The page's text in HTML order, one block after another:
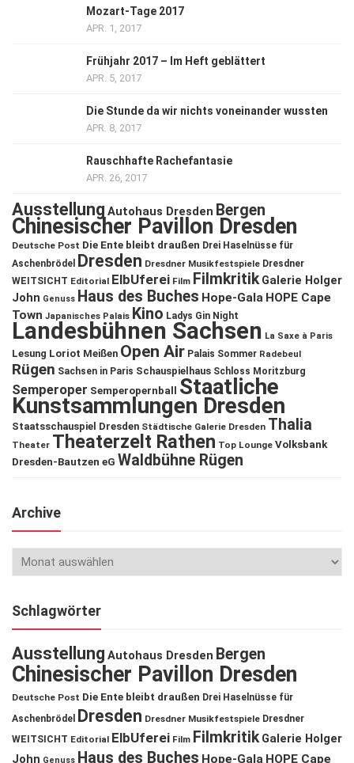
Mozart-Tage 2017
APR. 1, 2017
Frühjahr 2017 – Im Heft geblättert
APR. 5, 2017
Die Stunde da wir nichts voneinander wussten
APR. 8, 2017
Rauschhafte Rachefantasie
APR. 26, 2017
Ausstellung Autohaus Dresden Bergen
Chinesischer Pavillon Dresden
Deutsche Post Die Ente bleibt draußen Drei Haselnüsse für
Aschenbrödel
Dresden Dresdner Musikfestspiele Dresdner
WEITSICHT Editorial ElbUferei Film Filmkritik Galerie Holger
John Genuss Haus des Buches Hope-Gala HOPE Cape
Town Japanisches Palais Kino Ladys Gin Night
Landesbühnen Sachsen La Saxe à Paris
Lesung Loriot Meißen Open Air Palais Sommer Radebeul
Rügen Sachsen in Paris Schauspielhaus Schloss Moritzburg
Semperoper Semperopernball Staatliche
Kunstsammlungen Dresden
Staatsschauspiel Dresden Städtische Galerie Dresden Thalia
Theater Theaterzelt Rathen Top Lounge Volksbank
Dresden-Bautzen eG Waldbühne Rügen
Archive
Schlagwörter
Ausstellung Autohaus Dresden Bergen
Chinesischer Pavillon Dresden
Deutsche Post Die Ente bleibt draußen Drei Haselnüsse für
Aschenbrödel
Dresden Dresdner Musikfestspiele Dresdner
WEITSICHT Editorial ElbUferei Film Filmkritik Galerie Holger
John Genuss Haus des Buches Hope-Gala HOPE Cape